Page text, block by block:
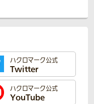
ハクロマーク公式
Twitter
ハクロマーク公式
YouTube